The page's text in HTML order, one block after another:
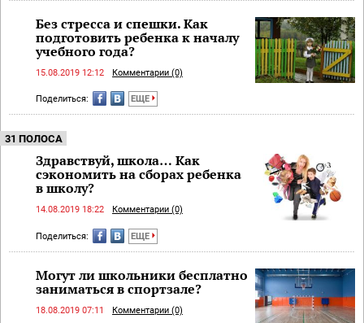
Без стресса и спешки. Как
подготовить ребенка к началу
учебного года?
15.08.2019 12:12 Комментарии (0)
Поделиться: ЕЩЕ
31 ПОЛОСА
Здравствуй, школа… Как
сэкономить на сборах ребенка
в школу?
14.08.2019 18:22 Комментарии (0)
Поделиться: ЕЩЕ
Могут ли школьники бесплатно
заниматься в спортзале?
18.08.2019 07:11 Комментарии (0)